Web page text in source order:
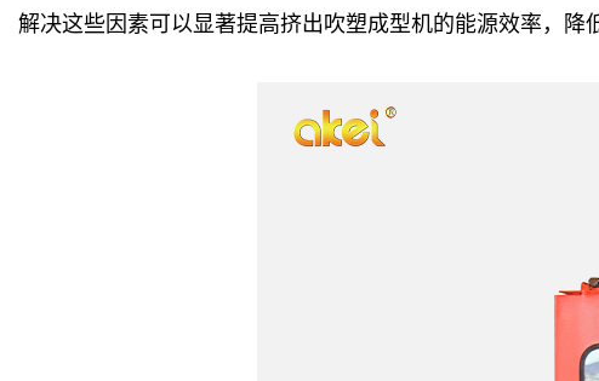
解决这些因素可以显著提高挤出吹塑成型机的能源效率，降